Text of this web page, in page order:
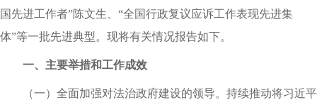
国先进工作者”陈文生、“全国行政复议应诉工作表现先进集
体”等一批先进典型。现将有关情况报告如下。
一、主要举措和工作成效
（一）全面加强对法治政府建设的领导。持续推动将习近平